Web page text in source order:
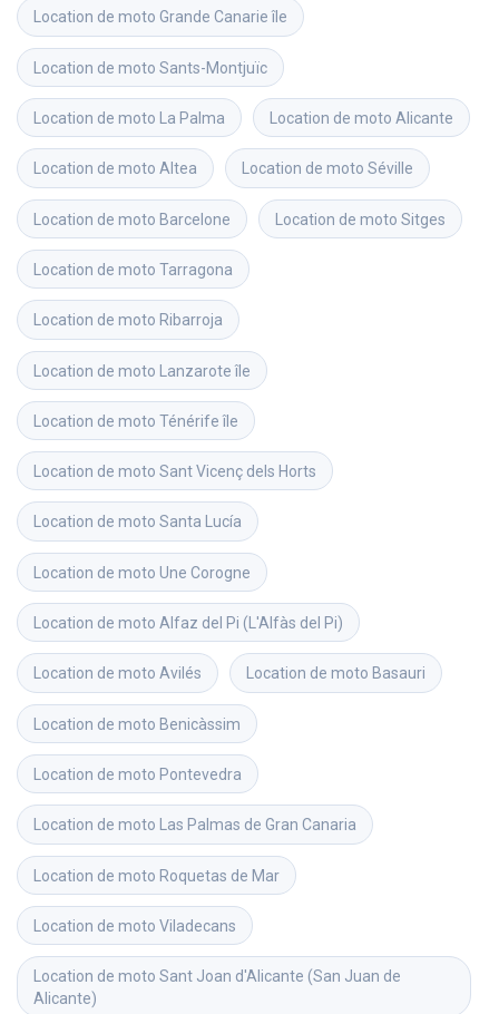
Location de moto Grande Canarie île
Location de moto Sants-Montjuïc
Location de moto La Palma Location de moto Alicante
Location de moto Altea Location de moto Séville
Location de moto Barcelone Location de moto Sitges
Location de moto Tarragona
Location de moto Ribarroja
Location de moto Lanzarote île
Location de moto Ténérife île
Location de moto Sant Vicenç dels Horts
Location de moto Santa Lucía
Location de moto Une Corogne
Location de moto Alfaz del Pi (L'Alfàs del Pi)
Location de moto Avilés Location de moto Basauri
Location de moto Benicàssim
Location de moto Pontevedra
Location de moto Las Palmas de Gran Canaria
Location de moto Roquetas de Mar
Location de moto Viladecans
Location de moto Sant Joan d'Alicante (San Juan de
Alicante)